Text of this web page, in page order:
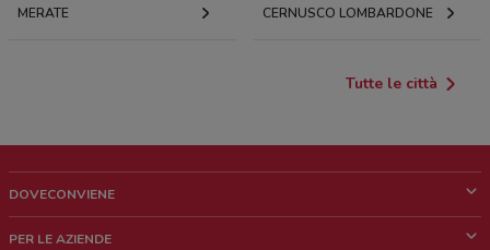
MERATE CERNUSCO LOMBARDONE
Tutte le città
DOVECONVIENE
PER LE AZIENDE